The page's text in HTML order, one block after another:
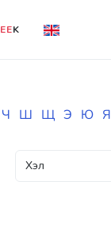
EEK
Ч Ш Щ Э Ю Я